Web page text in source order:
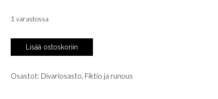
1 varastossa
Stanislaw
Vastakarvaan
Lisää ostoskoriin
Osastot: Divariosasto, Fiktio ja runous